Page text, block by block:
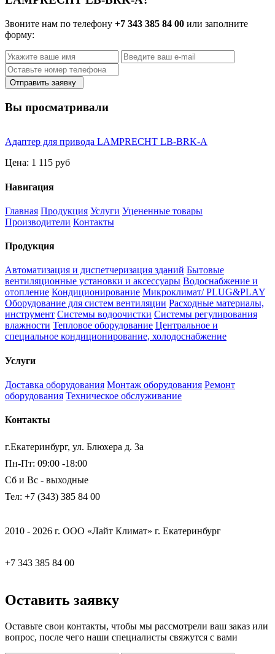
Звоните нам по телефону +7 343 385 84 00 или заполните
форму:
Отправить заявку
Вы просматривали
Адаптер для привода LAMPRECHT LB-BRK-A
Цена: 1 115 руб
Навигация
Главная Продукция Услуги Уцененные товары
Производители Контакты
Продукция
Автоматизация и диспетчеризация зданий Бытовые
вентиляционные установки и аксессуары Водоснабжение и
отопление Кондиционирование Микроклимат/ PLUG&PLAY
Оборудование для систем вентиляции Расходные материалы,
инструмент Системы водоочистки Системы регулирования
влажности Тепловое оборудование Центральное и
специальное кондиционирование, холодоснабжение
Услуги
Доставка оборудования Монтаж оборудования Ремонт
оборудования Техническое обслуживание
Контакты
г.Екатеринбург, ул. Блюхера д. 3а
Пн-Пт: 09:00 -18:00
Сб и Вс - выходные
Тел: +7 (343) 385 84 00
2010 - 2026 г. ООО «Лайт Климат» г. Екатеринбург
+7 343 385 84 00
Оставить заявку
Оставьте свои контакты, чтобы мы рассмотрели ваш заказ или
вопрос, после чего наши специалисты свяжутся с вами